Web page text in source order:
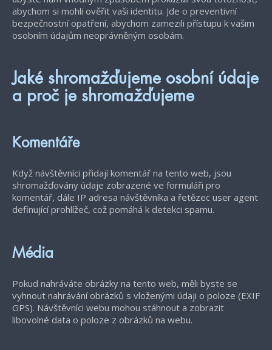
abychom si mohli ověřit vaši identitu. Jde o preventivní
bezpečnostní opatření, abychom zamezili přístupu k vašim
osobním údajům neoprávněným osobám.
Jaké shromažďujeme osobní údaje
a proč je shromažďujeme
Komentáře
Když návštěvníci přidají komentář na tento web, jsou
shromažďovány údaje zobrazené ve formuláři pro
komentář, dále IP adresa návštěvníka a řetězec user agent
definující prohlížeč, což pomáhá k detekci spamu.
Média
Pokud nahráváte obrázky na tento web, měli byste se
vyhnout nahrávání obrázků s vloženými údaji o poloze (EXIF
GPS). Návštěvníci webu mohou stáhnout a zobrazit
libovolné data o poloze z obrázků na webu.